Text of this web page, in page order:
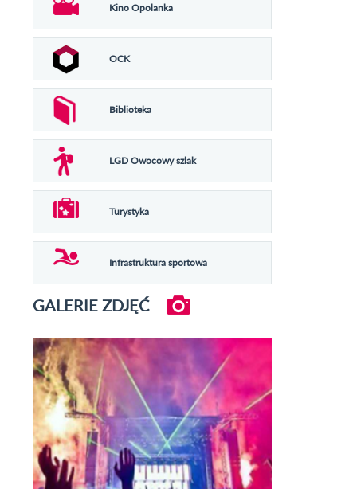
Kino Opolanka
OCK
Biblioteka
LGD Owocowy szlak
Turystyka
Infrastruktura sportowa
GALERIE ZDJĘĆ